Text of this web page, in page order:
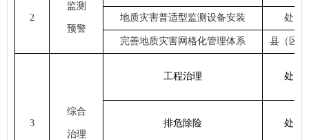
2
监测
预警
地质灾害普适型监测设备安装 处
完善地质灾害网格化管理体系 县（区）
3
综合
治理
工程治理 处
排危除险 处